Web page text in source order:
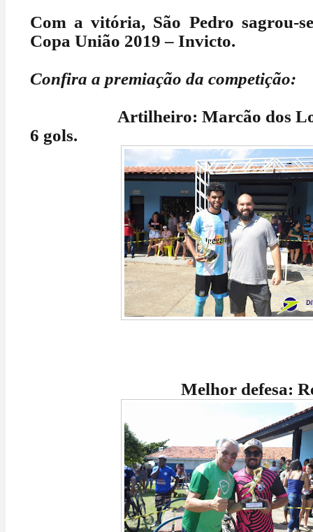
Com a vitória, São Pedro sagrou-
Copa União 2019 – Invicto.
Confira a premiação da competição:
Artilheiro: Marcão dos Los
6 gols.
Melhor defesa: